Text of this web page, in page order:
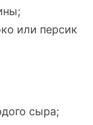
или персик
сыра;